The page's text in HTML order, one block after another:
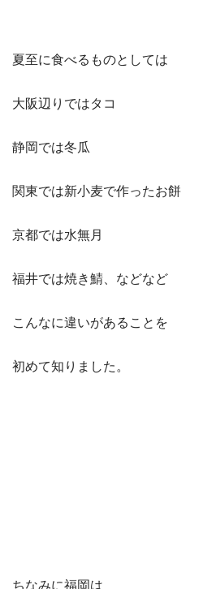
夏至に食べるものとしては
大阪辺りではタコ
静岡では冬瓜
関東では新小麦で作ったお餅
京都では水無月
福井では焼き鯖、などなど
こんなに違いがあることを
初めて知りました。
ちなみに福岡は